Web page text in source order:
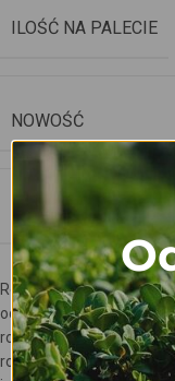
ILOŚĆ NA PALECIE
NOWOŚĆ
PRODUCENT
Różnice kształtów i
odmiennych potrzeb
rożne kształty dna
roślin, klimatem